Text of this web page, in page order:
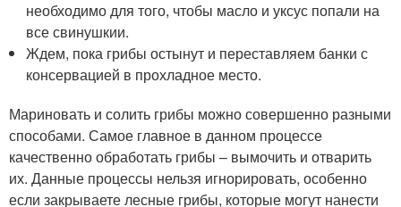
необходимо для того, чтобы масло и уксус попали на
все свинушкии.
Ждем, пока грибы остынут и переставляем банки с
консервацией в прохладное место.
Мариновать и солить грибы можно совершенно разными
способами. Самое главное в данном процессе
качественно обработать грибы – вымочить и отварить
их. Данные процессы нельзя игнорировать, особенно
если закрываете лесные грибы, которые могут нанести